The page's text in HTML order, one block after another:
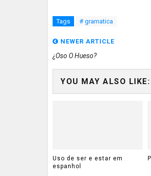
Tags # gramatica
NEWER ARTICLE
¿Oso O Hueso?
YOU MAY ALSO LIKE:
Uso de ser e estar em
espanhol